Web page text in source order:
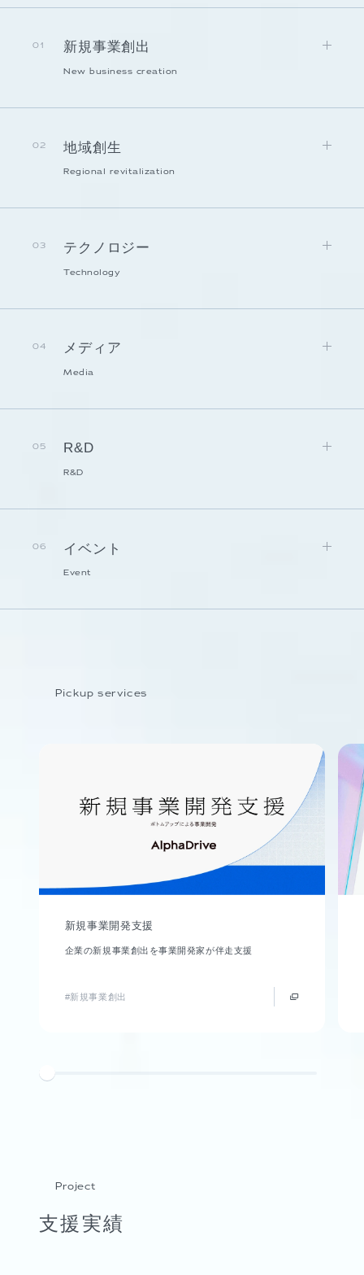
01 新規事業創出
New business creation
02 地域創生
Regional revitalization
03 テクノロジー
Technology
04 メディア
Media
05 R&D
R&D
06 イベント
Event
Pickup services
新規事業開発支援
企業の新規事業創出を事業開発家が伴走支援
#新規事業創出
Project
支援実績